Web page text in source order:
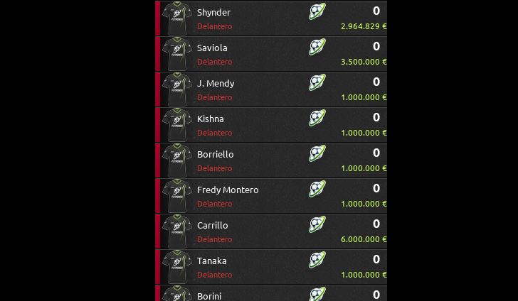
Shynder
Delantero
0
2.964.829 €
Saviola
Delantero
0
3.500.000 €
J. Mendy
Delantero
0
1.000.000 €
Kishna
Delantero
0
1.000.000 €
Borriello
Delantero
0
1.000.000 €
Fredy Montero
Delantero
0
1.000.000 €
Carrillo
Delantero
0
6.000.000 €
Tanaka
Delantero
0
1.000.000 €
Borini 0